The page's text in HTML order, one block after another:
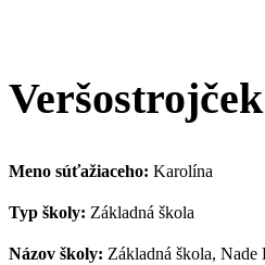
Veršostrojček
Meno súťažiaceho: Karolína
Typ školy: Základná škola
Názov školy: Základná škola,